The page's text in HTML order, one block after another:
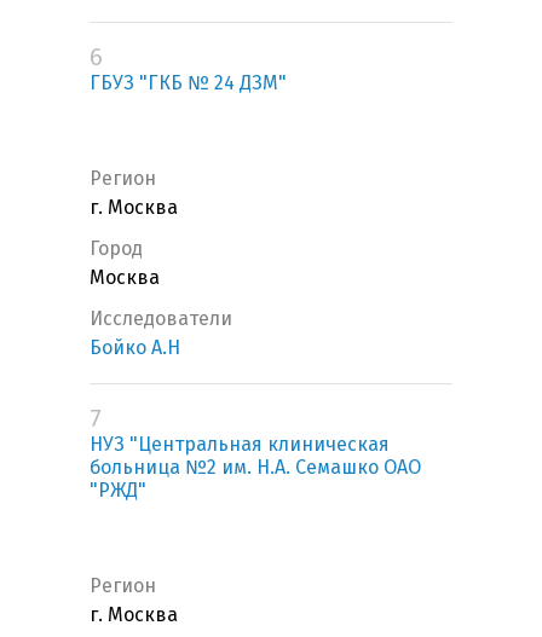
6
ГБУЗ "ГКБ № 24 ДЗМ"
Регион
г. Москва
Город
Москва
Исследователи
Бойко А.Н
7
НУЗ "Центральная клиническая
больница №2 им. Н.А. Семашко ОАО
"РЖД"
Регион
г. Москва